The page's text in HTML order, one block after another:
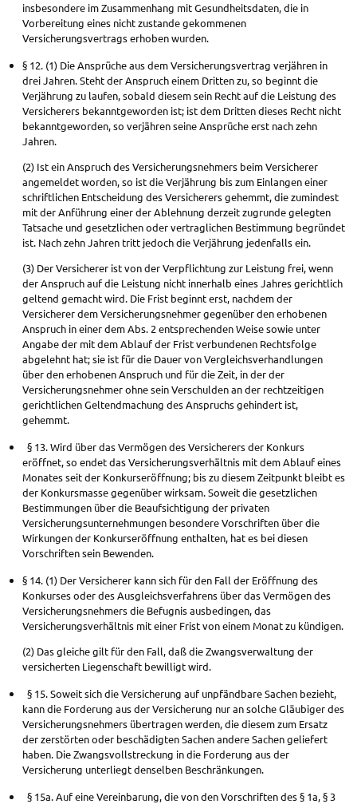
insbesondere im Zusammenhang mit Gesundheitsdaten, die in
Vorbereitung eines nicht zustande gekommenen
Versicherungsvertrags erhoben wurden.
§ 12. (1) Die Ansprüche aus dem Versicherungsvertrag verjähren in
drei Jahren. Steht der Anspruch einem Dritten zu, so beginnt die
Verjährung zu laufen, sobald diesem sein Recht auf die Leistung des
Versicherers bekanntgeworden ist; ist dem Dritten dieses Recht nicht
bekanntgeworden, so verjähren seine Ansprüche erst nach zehn
Jahren.
(2) Ist ein Anspruch des Versicherungsnehmers beim Versicherer
angemeldet worden, so ist die Verjährung bis zum Einlangen einer
schriftlichen Entscheidung des Versicherers gehemmt, die zumindest
mit der Anführung einer der Ablehnung derzeit zugrunde gelegten
Tatsache und gesetzlichen oder vertraglichen Bestimmung begründet
ist. Nach zehn Jahren tritt jedoch die Verjährung jedenfalls ein.
(3) Der Versicherer ist von der Verpflichtung zur Leistung frei, wenn
der Anspruch auf die Leistung nicht innerhalb eines Jahres gerichtlich
geltend gemacht wird. Die Frist beginnt erst, nachdem der
Versicherer dem Versicherungsnehmer gegenüber den erhobenen
Anspruch in einer dem Abs. 2 entsprechenden Weise sowie unter
Angabe der mit dem Ablauf der Frist verbundenen Rechtsfolge
abgelehnt hat; sie ist für die Dauer von Vergleichsverhandlungen
über den erhobenen Anspruch und für die Zeit, in der der
Versicherungsnehmer ohne sein Verschulden an der rechtzeitigen
gerichtlichen Geltendmachung des Anspruchs gehindert ist,
gehemmt.
§ 13. Wird über das Vermögen des Versicherers der Konkurs
eröffnet, so endet das Versicherungsverhältnis mit dem Ablauf eines
Monates seit der Konkurseröffnung; bis zu diesem Zeitpunkt bleibt es
der Konkursmasse gegenüber wirksam. Soweit die gesetzlichen
Bestimmungen über die Beaufsichtigung der privaten
Versicherungsunternehmungen besondere Vorschriften über die
Wirkungen der Konkurseröffnung enthalten, hat es bei diesen
Vorschriften sein Bewenden.
§ 14. (1) Der Versicherer kann sich für den Fall der Eröffnung des
Konkurses oder des Ausgleichsverfahrens über das Vermögen des
Versicherungsnehmers die Befugnis ausbedingen, das
Versicherungsverhältnis mit einer Frist von einem Monat zu kündigen.
(2) Das gleiche gilt für den Fall, daß die Zwangsverwaltung der
versicherten Liegenschaft bewilligt wird.
§ 15. Soweit sich die Versicherung auf unpfändbare Sachen bezieht,
kann die Forderung aus der Versicherung nur an solche Gläubiger des
Versicherungsnehmers übertragen werden, die diesem zum Ersatz
der zerstörten oder beschädigten Sachen andere Sachen geliefert
haben. Die Zwangsvollstreckung in die Forderung aus der
Versicherung unterliegt denselben Beschränkungen.
§ 15a. Auf eine Vereinbarung, die von den Vorschriften des § 1a, § 3